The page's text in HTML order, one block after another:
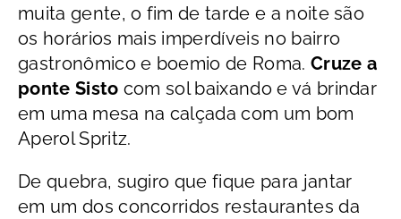
muita gente, o fim de tarde e a noite são
os horários mais imperdíveis no bairro
gastronômico e boemio de Roma. Cruze a
ponte Sisto com sol baixando e vá brindar
em uma mesa na calçada com um bom
Aperol Spritz.
De quebra, sugiro que fique para jantar
em um dos concorridos restaurantes da